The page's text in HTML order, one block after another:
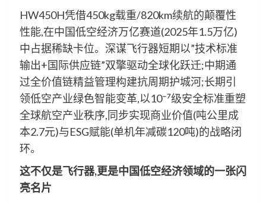
HW450H凭借450kg载重/820km续航的颠覆性
性能,在中国低空经济万亿赛道(2025年1.5万亿)
中占据稀缺卡位。深谋飞行器短期以”技术标准
输出+国际供应链”双擎驱动全球化跃迁;中期通
过全价值链精益管理构建抗周期护城河;长期引
领低空产业绿色智能变革,以10⁻⁷级安全标准重塑
全球航空产业秩序,同步实现商业价值(吨公里成
本2.7元)与ESG赋能(单机年减碳120吨)的战略闭
环。
这不仅是飞行器,更是中国低空经济领域的一张闪
亮名片